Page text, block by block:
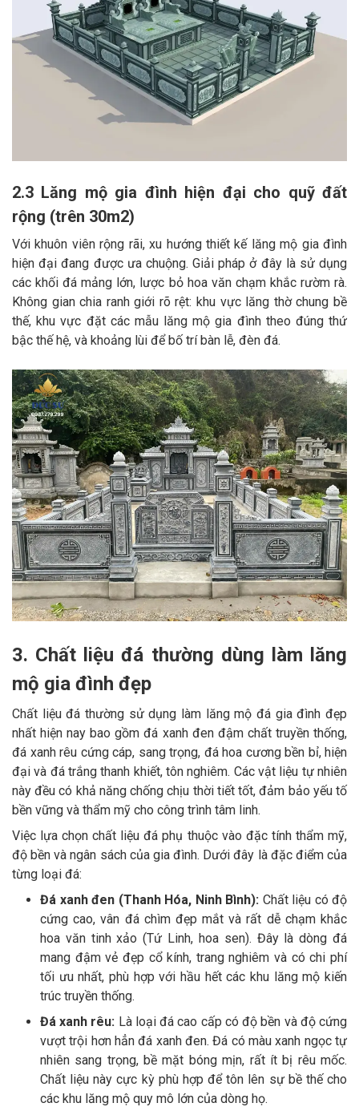
2.3 Lăng mộ gia đình hiện đại cho quỹ đất
rộng (trên 30m2)
Với khuôn viên rộng rãi, xu hướng thiết kế lăng mộ gia đình
hiện đại đang được ưa chuộng. Giải pháp ở đây là sử dụng
các khối đá mảng lớn, lược bỏ hoa văn chạm khắc rườm rà.
Không gian chia ranh giới rõ rệt: khu vực lăng thờ chung bề
thế, khu vực đặt các mẫu lăng mộ gia đình theo đúng thứ
bậc thế hệ, và khoảng lùi để bố trí bàn lễ, đèn đá.
3. Chất liệu đá thường dùng làm lăng
mộ gia đình đẹp
Chất liệu đá thường sử dụng làm lăng mộ đá gia đình đẹp
nhất hiện nay bao gồm đá xanh đen đậm chất truyền thống,
đá xanh rêu cứng cáp, sang trọng, đá hoa cương bền bỉ, hiện
đại và đá trắng thanh khiết, tôn nghiêm. Các vật liệu tự nhiên
này đều có khả năng chống chịu thời tiết tốt, đảm bảo yếu tố
bền vững và thẩm mỹ cho công trình tâm linh.
Việc lựa chọn chất liệu đá phụ thuộc vào đặc tính thẩm mỹ,
độ bền và ngân sách của gia đình. Dưới đây là đặc điểm của
từng loại đá:
Đá xanh đen (Thanh Hóa, Ninh Bình): Chất liệu có độ
cứng cao, vân đá chìm đẹp mắt và rất dễ chạm khắc
hoa văn tinh xảo (Tứ Linh, hoa sen). Đây là dòng đá
mang đậm vẻ đẹp cổ kính, trang nghiêm và có chi phí
tối ưu nhất, phù hợp với hầu hết các khu lăng mộ kiến
trúc truyền thống.
Đá xanh rêu: Là loại đá cao cấp có độ bền và độ cứng
vượt trội hơn hẳn đá xanh đen. Đá có màu xanh ngọc tự
nhiên sang trọng, bề mặt bóng mịn, rất ít bị rêu mốc.
Chất liệu này cực kỳ phù hợp để tôn lên sự bề thế cho
các khu lăng mộ quy mô lớn của dòng họ.